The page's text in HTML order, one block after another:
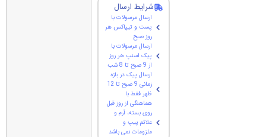
شرایط ارسال
ارسال مرسولات با
پست و تیپاکس هر
روز صبح
ارسال مرسولات با
پیک اسنپ هر روز
از 9 صبح تا 8 شب
ارسال پیک در بازه
زمانی 9 صبح تا 12
ظهر فقط با
هماهنگی از روز قبل
روی بسته، آرم و
علائم پیپ و
ملزومات نمی باشد